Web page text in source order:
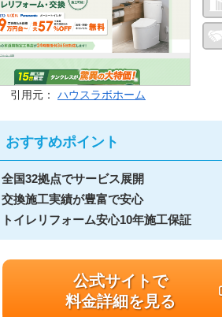
引用元： ハウスラボホーム
おすすめポイント
全国32拠点でサービス展開
交換施工実績が豊富で安心
トイレリフォーム安心10年施工保証
公式サイトで
料金詳細を見る